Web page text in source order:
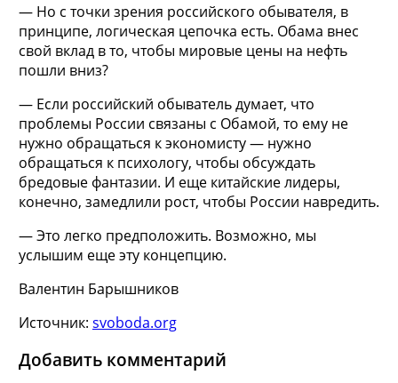
— Но с точки зрения российского обывателя, в
принципе, логическая цепочка есть. Обама внес
свой вклад в то, чтобы мировые цены на нефть
пошли вниз?
— Если российский обыватель думает, что
проблемы России связаны с Обамой, то ему не
нужно обращаться к экономисту — нужно
обращаться к психологу, чтобы обсуждать
бредовые фантазии. И еще китайские лидеры,
конечно, замедлили рост, чтобы России навредить.
— Это легко предположить. Возможно, мы
услышим еще эту концепцию.
Валентин Барышников
Источник: svoboda.org
Добавить комментарий